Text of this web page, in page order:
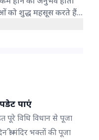
को शुद्ध महसूस करते हैं।
पा सकता है, और
पाएं
पूरे विधि विधान से पूजा
श्री मंदिर भक्तों की पूजा